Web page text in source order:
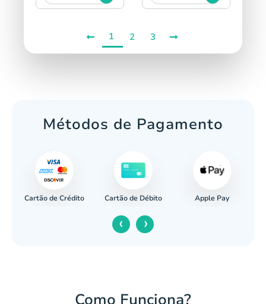
1 2 3
Métodos de Pagamento
Cartão de Crédito Cartão de Débito Apple Pay
‹ ›
Como Funciona?